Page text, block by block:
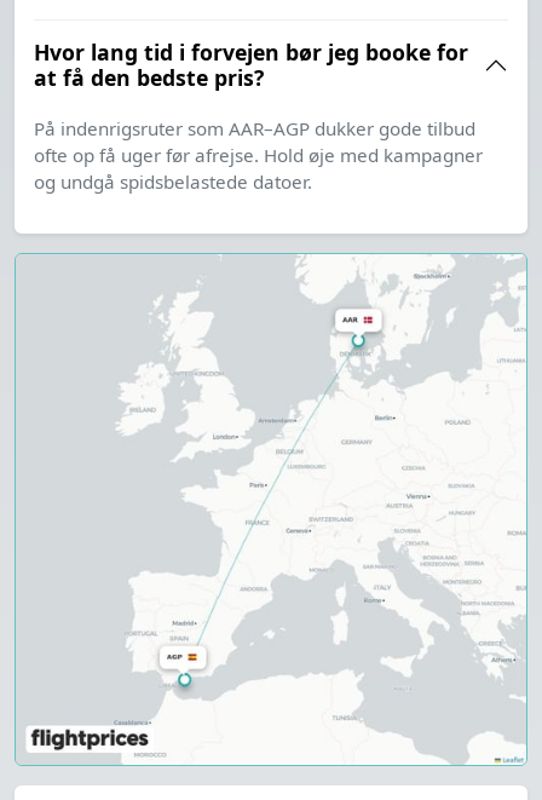
Hvor lang tid i forvejen bør jeg booke for
at få den bedste pris?
På indenrigsruter som AAR–AGP dukker gode tilbud
ofte op få uger før afrejse. Hold øje med kampagner
og undgå spidsbelastede datoer.